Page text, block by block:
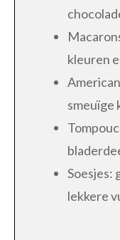
kleuren
smeuïge
Soesjes:
lekkere